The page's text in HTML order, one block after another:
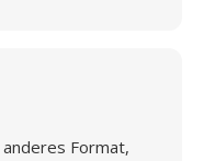
Format,